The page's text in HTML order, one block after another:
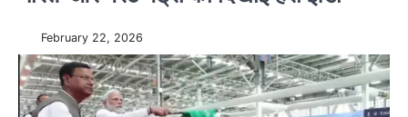
February 22, 2026